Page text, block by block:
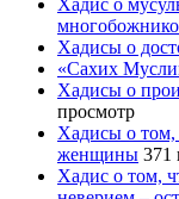
Хадисы о
«Сахих
Хадисы о
просмотр
Хадисы о том,
женщины 371
Хадис о том,